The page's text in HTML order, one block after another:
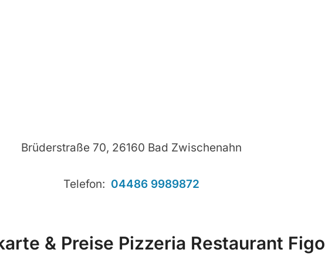
Brüderstraße 70, 26160 Bad Zwischenahn
Telefon: 04486 9989872
& Preise Pizzeria Restaurant Figo